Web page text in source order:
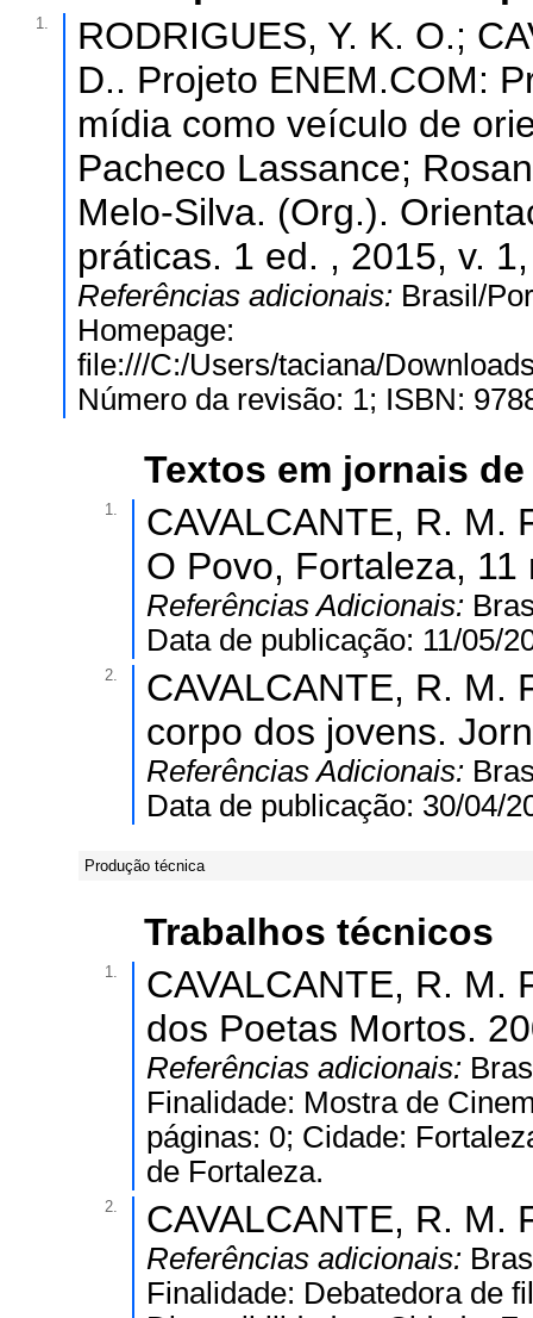
1.
RODRIGUES, Y. K. O.;
D.. Projeto ENEM.COM:
mídia como veículo de
Pacheco Lassance;
Melo-Silva. (Org.).
práticas. 1 ed. , 2015, v.
Referências adicionais: Brasil/
Homepage:
file:///C:/Users/taciana/
Número da revisão: 1; ISBN:
Textos em jornais
1.
CAVALCANTE, R. M.
O Povo, Fortaleza, 11
Referências Adicionais:
Data de publicação: 11/05/
2.
CAVALCANTE, R. M.
corpo dos jovens.
Referências Adicionais:
Data de publicação: 30/04/
Produção técnica
Trabalhos técnicos
1.
CAVALCANTE, R. M.
dos Poetas Mortos.
Referências adicionais:
Finalidade: Mostra de
páginas: 0; Cidade:
de Fortaleza.
2. CAVALCANTE, R. M.
Referências adicionais:
Finalidade: Debatedora de